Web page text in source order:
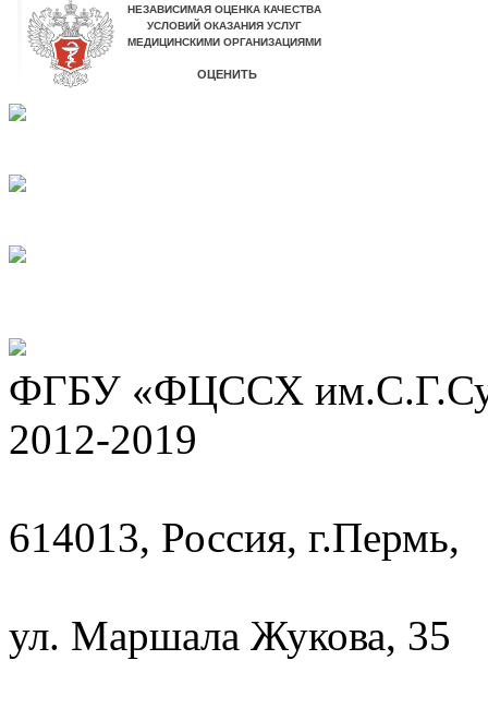
ФГБУ «ФЦССХ
2012-2019
614013, Россия, г.Пермь,
ул. Маршала Жукова, 35